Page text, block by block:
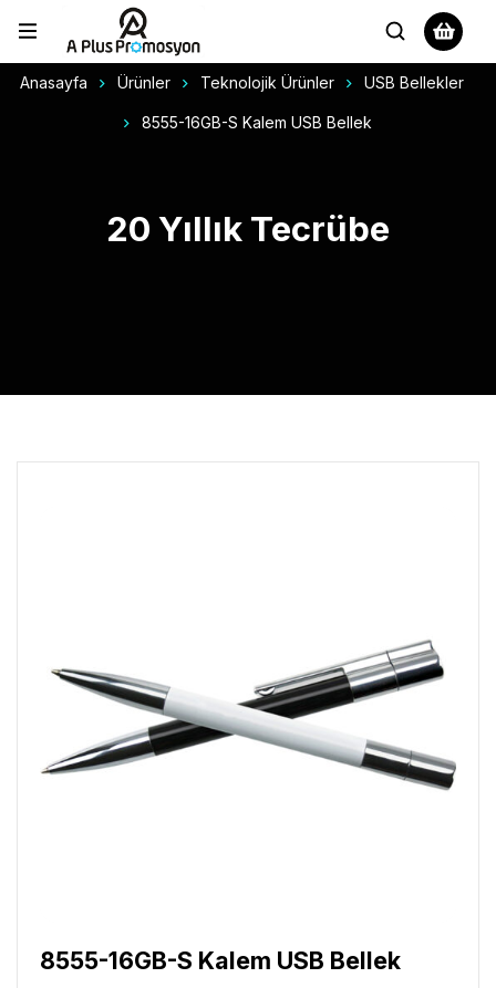
Anasayfa Ürünler Teknolojik Ürünler USB Bellekler
8555-16GB-S Kalem USB Bellek
20 Yıllık Tecrübe
8555-16GB-S Kalem USB Bellek